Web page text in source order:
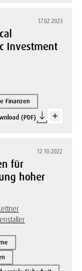
17.02.2023
Investment
Finanzen
(PDF)
12.10.2022
für
hoher